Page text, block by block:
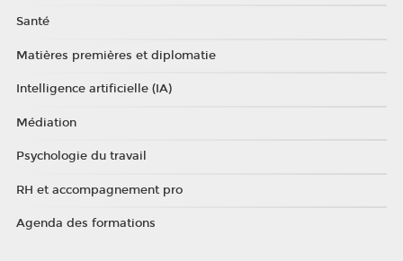
Santé
Matières premières et diplomatie
Intelligence artificielle (IA)
Médiation
Psychologie du travail
RH et accompagnement pro
Agenda des formations